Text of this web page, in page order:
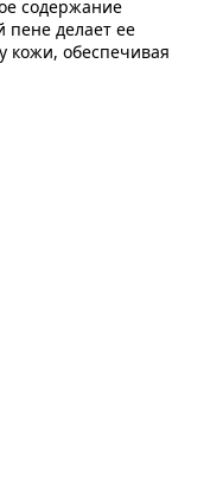
содержание
пене делает ее
кожи, обеспечивая